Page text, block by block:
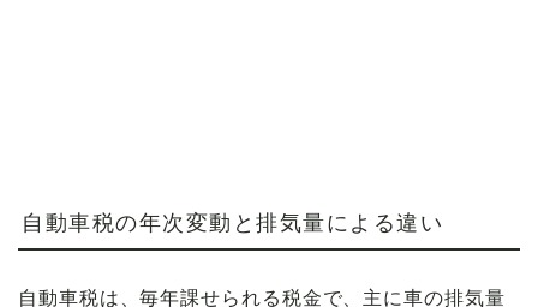
自動車税の年次変動と排気量による違い
自動車税は、毎年課せられる税金で、主に車の排気量